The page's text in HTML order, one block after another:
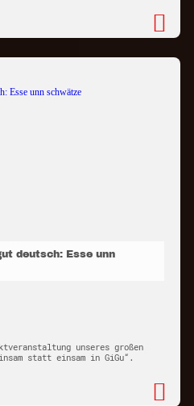
deutsch: Esse unn
unseres großen
statt einsam in GiGu“.